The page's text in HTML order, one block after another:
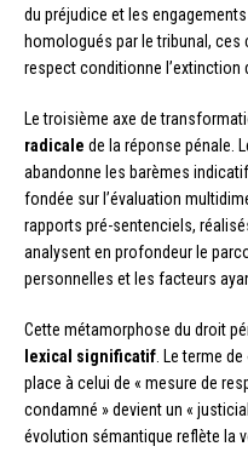
du préjudice et les
homologués par le tribunal,
respect conditionne l’extinction
Le troisième axe de
radicale de la réponse pénale.
abandonne les barèmes
fondée sur l’évaluation
rapports pré-sentenciels,
analysent en profondeur le
personnelles et les facteurs
Cette métamorphose du droit
lexical significatif. Le terme
place à celui de « mesure de
condamné » devient un «
évolution sémantique reflète la